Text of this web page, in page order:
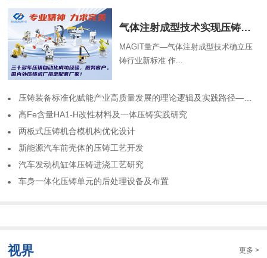
气体注射成型技术实现压铸中空结构
MAGIT量产—气体注射成型技术确立压
铸行业新标准 作...
​压铸装备标准化赋能产业高质量发展的理论逻辑及实践路径——基于力劲集团标准化实践历程的回顾
高Fe含量HA1-H改性材料及一体压铸实践研究
两板式压铸机合模机构优化设计
​新能源汽车前壳体的压铸工艺开发
​汽车发动机缸体压铸进浇工艺研究
车身一体化压铸单元的后处理设备及布置
视界 更多 >